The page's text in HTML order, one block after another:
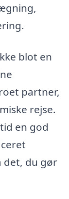
blot en
partner,
rejse.
en god
det, du gør